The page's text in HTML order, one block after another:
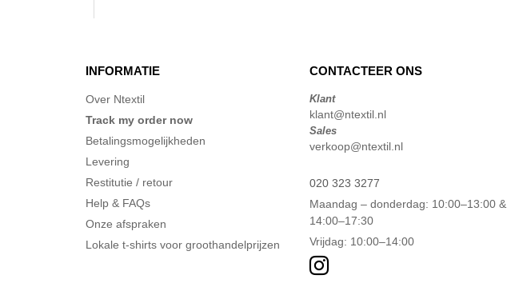
INFORMATIE
Over Ntextil
Track my order now
Betalingsmogelijkheden
Levering
Restitutie / retour
Help & FAQs
Onze afspraken
Lokale t-shirts voor groothandelprijzen
CONTACTEER ONS
Klant
klant@ntextil.nl
Sales
verkoop@ntextil.nl
020 323 3277
Maandag – donderdag: 10:00–13:00 &
14:00–17:30
Vrijdag: 10:00–14:00